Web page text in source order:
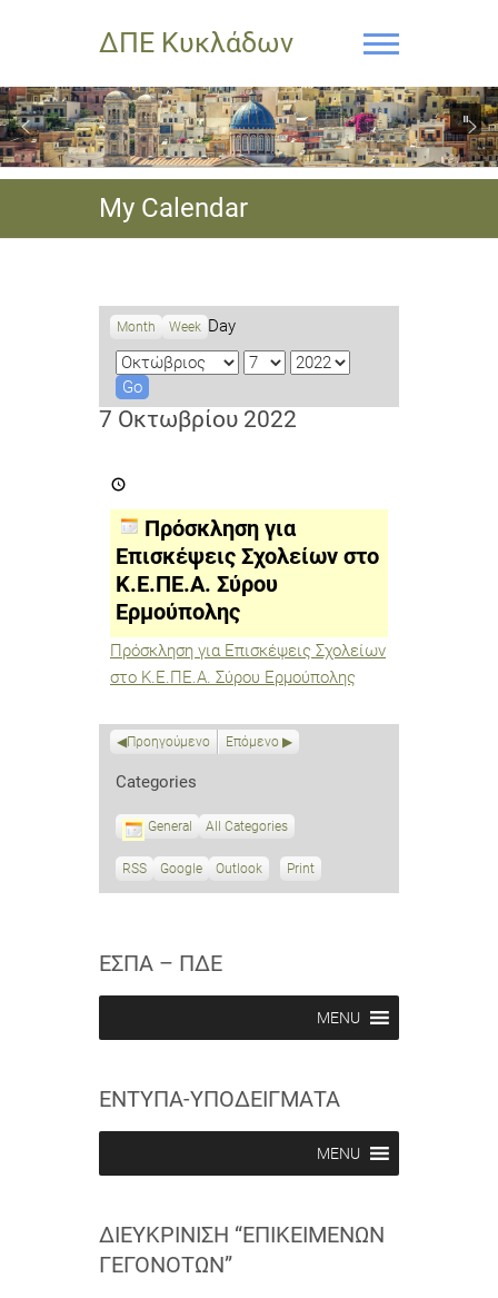
ΔΠΕ Κυκλάδων
My Calendar
Month Week Day
M
o
n
D
y
Y
a
7 Οκτωβρίου 2022
για
Σχολείων
στο
Κ.Ε.ΠΕ.Α.
Σύρου
Ερμούπολης
Πρόσκληση για
Επισκέψεις Σχολείων στο
Κ.Ε.ΠΕ.Α. Σύρου
Ερμούπολης
Πρόσκληση για Επισκέψεις Σχολείων
στο Κ.Ε.ΠΕ.Α. Σύρου Ερμούπολης
Προηγούμενο Επόμενο
Categories
General All Categories
RSS
S
r
Google
S
r
Outlook Print
ΕΣΠΑ – ΠΔΕ
MENU
ΕΝΤΥΠΑ-ΥΠΟΔΕΙΓΜΑΤΑ
MENU
ΔΙΕΥΚΡΊΝΙΣΗ “ΕΠΙΚΕΊΜΕΝΩΝ
ΓΕΓΟΝΌΤΩΝ”